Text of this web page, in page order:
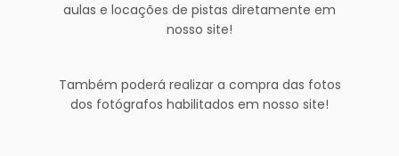
aulas e locações de pistas diretamente em
nosso site!
Também poderá realizar a compra das fotos
dos fotógrafos habilitados em nosso site!